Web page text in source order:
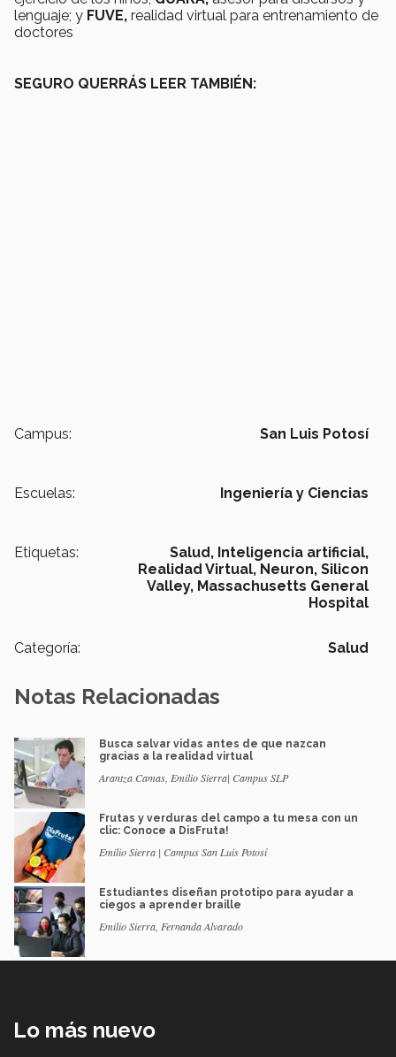
lenguaje; y FUVE, realidad virtual para entrenamiento de
doctores
SEGURO QUERRÁS LEER TAMBIÉN:
Campus: San Luis Potosí
Escuelas: Ingeniería y Ciencias
Etiquetas: Salud, Inteligencia artificial,
Realidad Virtual, Neuron, Silicon
Valley, Massachusetts General
Hospital
Categoría: Salud
Notas Relacionadas
Busca salvar vidas antes de que nazcan
gracias a la realidad virtual
Arantza Camas, Emilio Sierra| Campus SLP
Frutas y verduras del campo a tu mesa con un
clic: Conoce a DisFruta!
Emilio Sierra | Campus San Luis Potosí
Estudiantes diseñan prototipo para ayudar a
ciegos a aprender braille
Emilio Sierra, Fernanda Alvarado
Lo más nuevo